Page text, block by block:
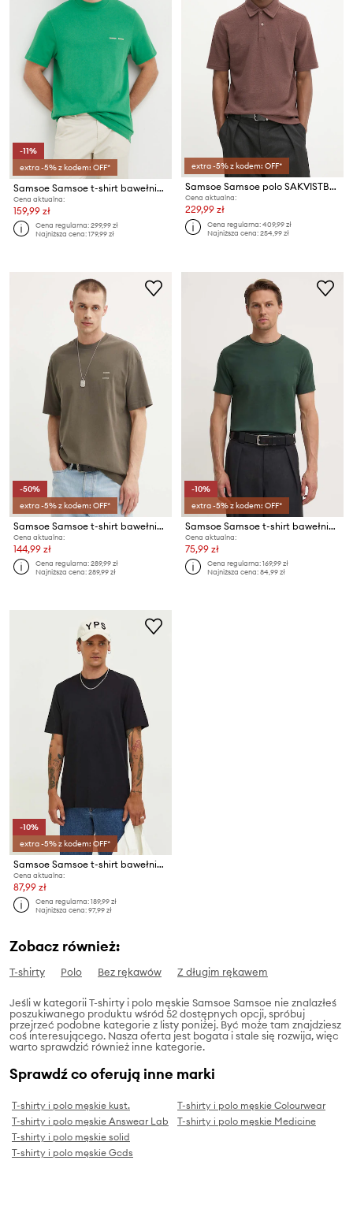
-11%
extra -5% z kodem: OFF*
Samsoe Samsoe t-shirt bawełniany Norsbro
Cena aktualna:
159,99 zł
Cena regularna:299,99 zł
Najniższa cena:179,99 zł
extra -5% z kodem: OFF*
Samsoe Samsoe polo SAKVISTBRO
Cena aktualna:
229,99 zł
Cena regularna:409,99 zł
Najniższa cena:254,99 zł
-50%
extra -5% z kodem: OFF*
Samsoe Samsoe t-shirt bawełniany JOEL
Cena aktualna:
144,99 zł
Cena regularna:289,99 zł
Najniższa cena:289,99 zł
-10%
extra -5% z kodem: OFF*
Samsoe Samsoe t-shirt bawełniany KRONOS
Cena aktualna:
75,99 zł
Cena regularna:169,99 zł
Najniższa cena:84,99 zł
-10%
extra -5% z kodem: OFF*
Samsoe Samsoe t-shirt bawełniany
Cena aktualna:
87,99 zł
Cena regularna:189,99 zł
Najniższa cena:97,99 zł
Zobacz również:
T-shirty Polo Bez rękawów Z długim rękawem
Jeśli w kategorii T-shirty i polo męskie Samsoe Samsoe nie znalazłeś
poszukiwanego produktu wśród 52 dostępnych opcji, spróbuj
przejrzeć podobne kategorie z listy poniżej. Być może tam znajdziesz
coś interesującego. Nasza oferta jest bogata i stale się rozwija, więc
warto sprawdzić również inne kategorie.
Sprawdź co oferują inne marki
T-shirty i polo męskie kust.
T-shirty i polo męskie Colourwear
T-shirty i polo męskie Answear Lab
T-shirty i polo męskie Medicine
T-shirty i polo męskie solid
T-shirty i polo męskie Gcds